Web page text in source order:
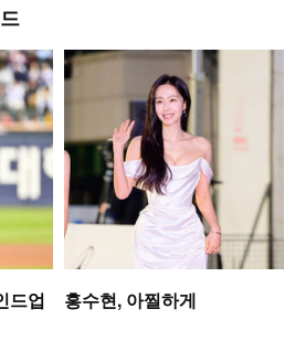
드업 홍수현, 아찔하게